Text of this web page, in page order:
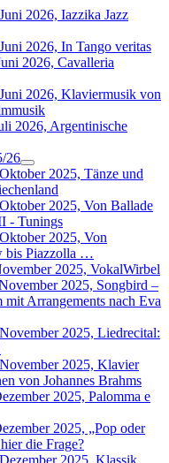
2026, Iazzika Jazz
2026, In Tango veritas
2026, Cavalleria
2026, Klaviermusik von
2026, Argentinische
26
2025, Tänze und
2025, Von Ballade
- Tunings
2025, Von
bis Piazzolla …
2025, VokalWirbel
2025, Songbird –
mit Arrangements nach Eva
2025, Liedrecital:
2025, Klavier
von Johannes Brahms
2025, Palomma e
2025, „Pop oder
die Frage?
2025, Klassik